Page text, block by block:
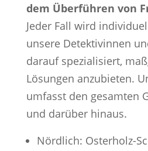
dem Überführen von
Jeder Fall wird
unsere Detektivinnen
darauf spezialisiert,
Lösungen anzubieten.
umfasst den gesamten
und darüber hinaus.
Nördlich: Osterholz-